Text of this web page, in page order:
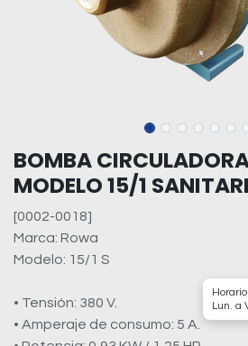
BOMBA
MODELO 15/1
[0002-0018]
Marca: Rowa
Modelo: 15/1 S
• Tensión: 380 V.
• Amperaje de consumo: 5 A.
Lun. a